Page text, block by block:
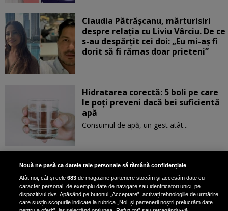
Claudia Pătrășcanu, mărturisiri
despre relația cu Liviu Vârciu. De ce
s-au despărțit cei doi: „Eu mi-aș fi
dorit să fi rămas doar prieteni”
Hidratarea corectă: 5 boli pe care
le poți preveni dacă bei suficientă
apă
Consumul de apă, un gest atât...
Aur albastru: superalimentul
bogat în fier care reduce
colesterolul și combate
îmbătrânirea
Nouă ne pasă ca datele tale personale să rămână confidențiale
Atât noi, cât și cele683 de magazine partenere stocăm și accesăm date cu
caracter personal, de exemplu date de navigare sau identificatori unici, pe
dispozitivul dvs. Apăsând pe butonul „Acceptare”, activați tehnologiile de urmărire
care susțin scopurile indicate la rubrica „Noi, și partenerii noștri prelucrăm date